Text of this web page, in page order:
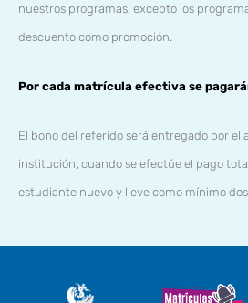
nuestros programas, excepto los
descuento como promoción.
Por cada matrícula efectiva se
El bono del referido será entregado por el
institución, cuando se efectúe el pago
estudiante nuevo y lleve como mínimo